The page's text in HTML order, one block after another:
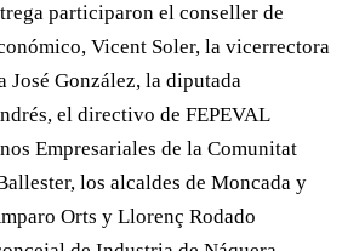
participaron el conseller de
Vicent Soler, la vicerrectora
José González, la diputada
el directivo de FEPEVAL
Empresariales de la Comunitat
los alcaldes de Moncada y
Orts y Llorenç Rodado